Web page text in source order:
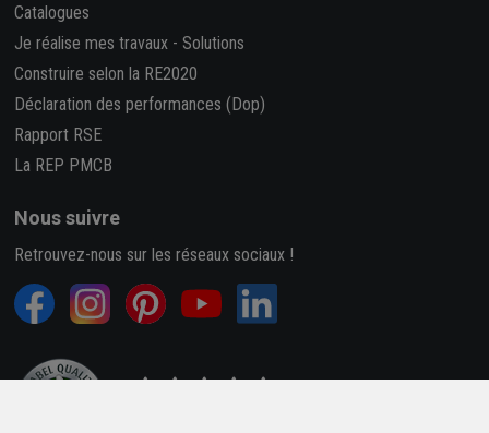
Catalogues
Je réalise mes travaux - Solutions
Construire selon la RE2020
Déclaration des performances (Dop)
Rapport RSE
La REP PMCB
Nous suivre
Retrouvez-nous sur les réseaux sociaux !